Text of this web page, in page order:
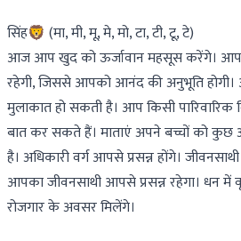
सिंह🦁 (मा, मी, मू, मे, मो, टा, टी, टू, टे)
आज आप खुद को ऊर्जावान महसूस करेंगे।
रहेगी, जिससे आपको आनंद की अनुभूति
मुलाकात हो सकती है। आप किसी
बात कर सकते हैं। माताएं अपने बच्चों को कुछ
है। अधिकारी वर्ग आपसे प्रसन्न होंगे।
आपका जीवनसाथी आपसे प्रसन्न रहेगा। धन में
रोजगार के अवसर मिलेंगे।